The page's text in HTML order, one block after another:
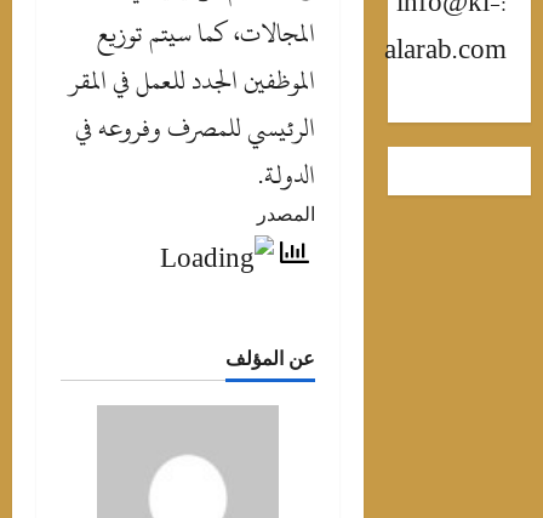
المجالات، كما سيتم توزيع
الموظفين الجدد للعمل في المقر
الرئيسي للمصرف وفروعه في
الدولة.
المصدر
عن المؤلف
alarab.com